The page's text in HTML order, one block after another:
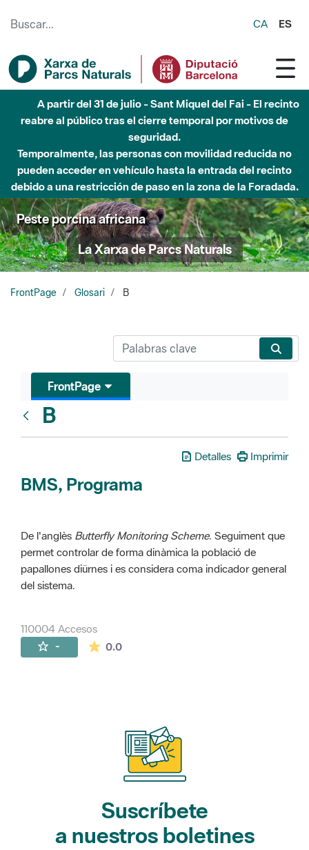
CA ES
A partir del 31 de julio - Sant Miquel del Fai - El recinto
reabre al público tras el cierre temporal por motivos de
seguridad.
Temporalmente, las personas con movilidad reducida no
pueden acceder en vehículo hasta la entrada del recinto
debido a una restricción de paso en la zona de la Foradada.
Peste porcina africana
La Xarxa de Parcs Naturals
FrontPage Glosari B
FrontPage
B
Detalles Imprimir
BMS, Programa
De l'anglès Butterfly Monitoring Scheme. Seguiment que
permet controlar de forma dinàmica la població de
papallones diürnes i es considera coma indicador general
del sistema.
110004 Accesos
- 0.0La valoración media es de 0 estrellas de
Suscríbete
a nuestros boletines